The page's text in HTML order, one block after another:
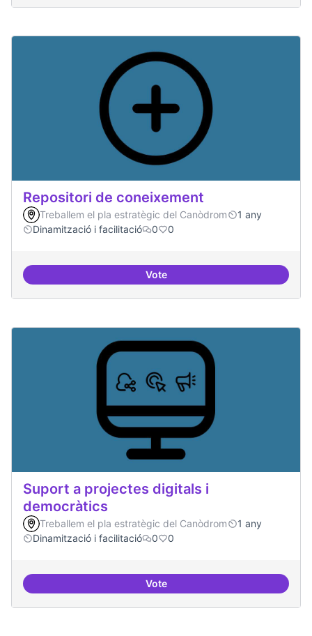
Repositori de coneixement
Treballem el pla estratègic del Canòdrom
1 any
Dinamització i facilitació
0 0
VoteRepositori de coneixement
Suport a projectes digitals i
democràtics
Treballem el pla estratègic del Canòdrom
1 any
Dinamització i facilitació
0 0
VoteSuport a projectes digitals i